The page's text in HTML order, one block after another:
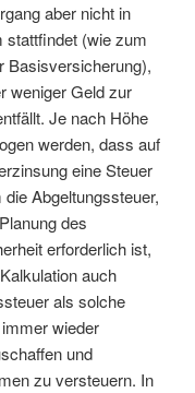
aber nicht in
stattfindet (wie zum
Basisversicherung),
weniger Geld zur
Je nach Höhe
werden, dass auf
eine Steuer
Abgeltungssteuer,
des
erforderlich ist,
auch
als solche
wieder
und
zu versteuern. In